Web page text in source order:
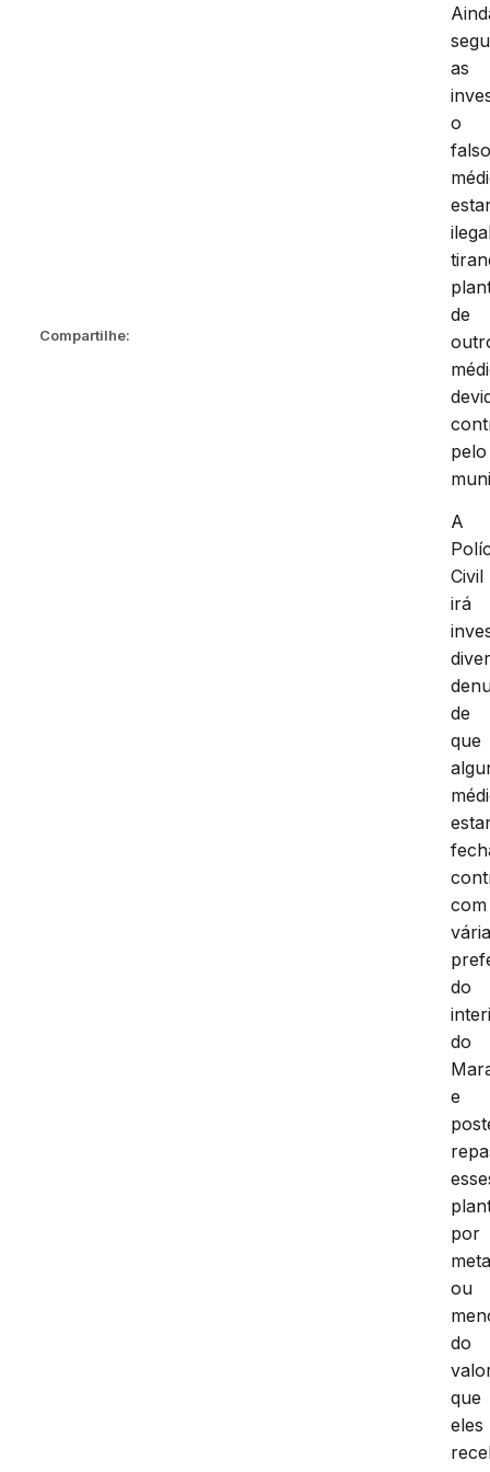
Compartilhe:
as
o
de
pelo
A
Civil
irá
de
que
com
do
do
e
por
ou
do
que
eles